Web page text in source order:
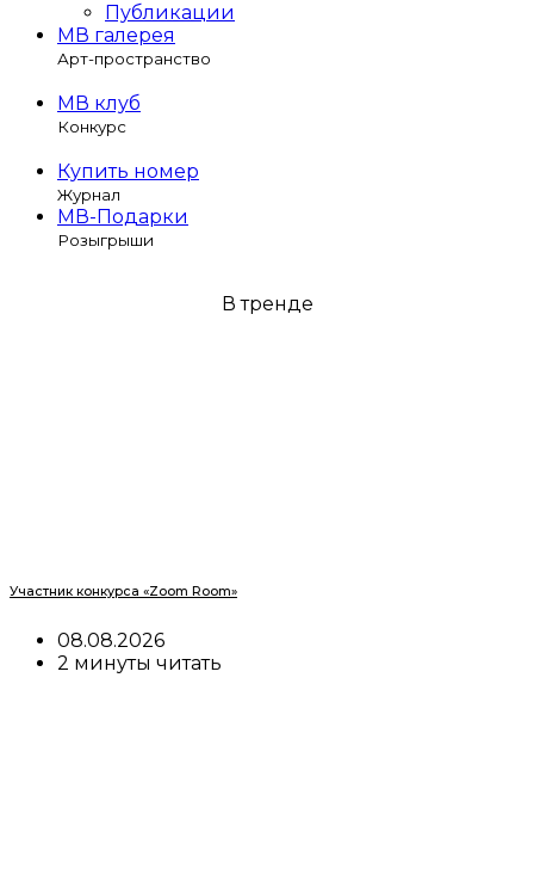
Публикации
МВ галерея
Арт-пространство
МВ клуб
Конкурс
Купить номер
Журнал
МВ-Подарки
Розыгрыши
В тренде
Участник конкурса «Zoom Room»
08.08.2026
2 минуты читать